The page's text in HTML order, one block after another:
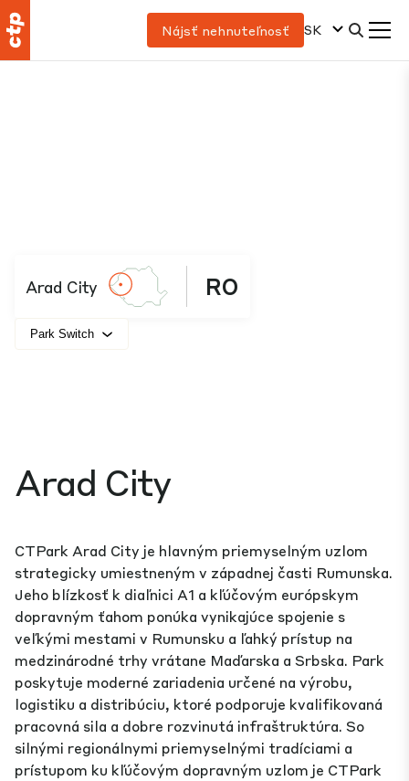
Nájsť nehnuteľnosť SK
Arad City RO
Park Switch
Arad City
CTPark Arad City je hlavným priemyselným uzlom
strategicky umiestneným v západnej časti Rumunska.
Jeho blízkosť k diaľnici A1 a kľúčovým európskym
dopravným ťahom ponúka vynikajúce spojenie s
veľkými mestami v Rumunsku a ľahký prístup na
medzinárodné trhy vrátane Maďarska a Srbska. Park
poskytuje moderné zariadenia určené na výrobu,
logistiku a distribúciu, ktoré podporuje kvalifikovaná
pracovná sila a dobre rozvinutá infraštruktúra. So
silnými regionálnymi priemyselnými tradíciami a
prístupom ku kľúčovým dopravným uzlom je CTPark